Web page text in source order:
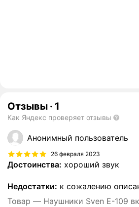
Отзывы · 1
Как Яндекс проверяет отзывы
Анонимный пользователь
26 февраля 2023
Достоинства: хороший звук
Недостатки: к сожалению
Товар — Наушники Sven E-109